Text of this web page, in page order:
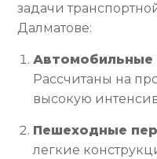
задачи
Далматове:
Автомобильные
Рассчитаны на
высокую
Пешеходные
легкие